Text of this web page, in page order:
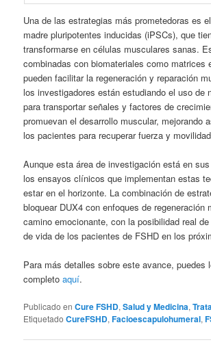
Una de las estrategias más prometedoras es
madre pluripotentes inducidas (iPSCs), que
transformarse en células musculares sanas.
combinadas con biomateriales como matrices
pueden facilitar la regeneración y reparación
los investigadores están estudiando el uso de
para transportar señales y factores de
promuevan el desarrollo muscular, mejorando
los pacientes para recuperar fuerza y
Aunque esta área de investigación está en
los ensayos clínicos que implementan estas
estar en el horizonte. La combinación de
bloquear DUX4 con enfoques de regeneración
camino emocionante, con la posibilidad real
de vida de los pacientes de FSHD en los
Para más detalles sobre este avance, puedes
completoaquí.
Publicado en Cure FSHD,Salud y Medicina,
Etiquetado CureFSHD,Facioescapulohumeral,